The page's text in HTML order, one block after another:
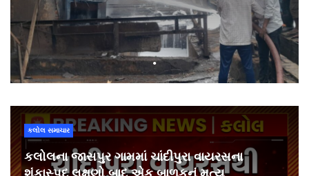
કલોલ સમાચાર
કલોલના જાસપુર ગામમાં ચાંદીપુરા વાયરસના